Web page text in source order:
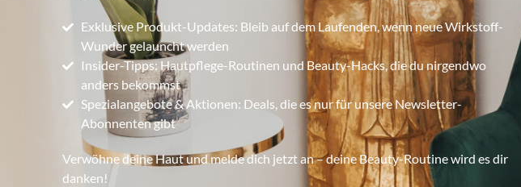
Exklusive Produkt-Updates: Bleib auf dem Laufenden, wenn neue Wirkstoff-
Wunder gelauncht werden
Insider-Tipps: Hautpflege-Routinen und Beauty-Hacks, die du nirgendwo
anders bekommst
Spezialangebote & Aktionen: Deals, die es nur für unsere Newsletter-
Abonnenten gibt
Verwöhne deine Haut und melde dich jetzt an – deine Beauty-Routine wird es dir
danken!